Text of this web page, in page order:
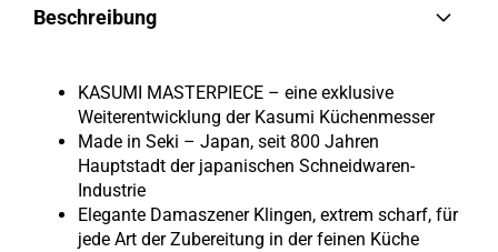
Beschreibung
KASUMI MASTERPIECE – eine exklusive
Weiterentwicklung der Kasumi Küchenmesser
Made in Seki – Japan, seit 800 Jahren
Hauptstadt der japanischen Schneidwaren-
Industrie
Elegante Damaszener Klingen, extrem scharf, für
jede Art der Zubereitung in der feinen Küche